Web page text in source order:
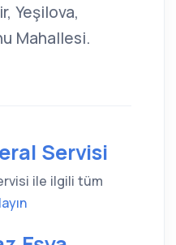
Yeşilova,
Mahallesi.
Servisi
ile ilgili tüm